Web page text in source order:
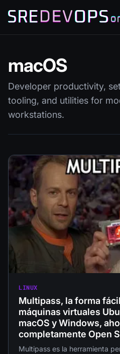
macOS
Developer productivity,
tooling, and utilities for
workstations.
LINUX
Multipass, la forma
máquinas virtuales
macOS y Windows,
completamente Open
Multipass es la herramienta